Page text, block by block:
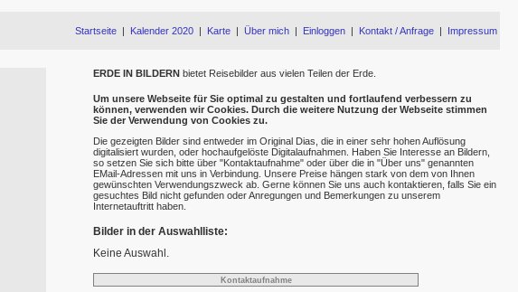
Startseite Kalender 2020 Karte Über mich Einloggen Kontakt / Anfrage Impressum
ERDE IN BILDERN bietet Reisebilder aus vielen Teilen der Erde.
Um unsere Webseite für Sie optimal zu gestalten und fortlaufend verbessern zu
können, verwenden wir Cookies. Durch die weitere Nutzung der Webseite stimmen
Sie der Verwendung von Cookies zu.
Die gezeigten Bilder sind entweder im Original Dias, die in einer sehr hohen Auflösung
digitalisiert wurden, oder hochaufgelöste Digitalaufnahmen. Haben Sie Interesse an Bildern,
so setzen Sie sich bitte über "Kontaktaufnahme" oder über die in "Über uns" genannten
EMail-Adressen mit uns in Verbindung. Unsere Preise hängen stark von dem von Ihnen
gewünschten Verwendungszweck ab. Gerne können Sie uns auch kontaktieren, falls Sie ein
gesuchtes Bild nicht gefunden oder Anregungen und Bemerkungen zu unserem
Internetauftritt haben.
Bilder in der Auswahlliste:
Keine Auswahl.
Kontaktaufnahme